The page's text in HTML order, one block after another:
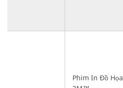
Phim In Đồ Họa